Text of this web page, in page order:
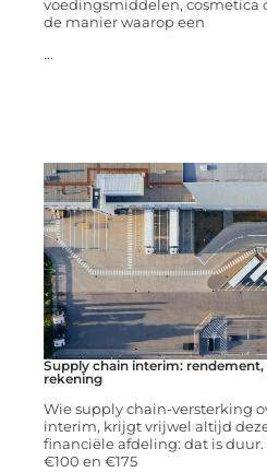
voedingsmiddelen, cosmetica
de manier waarop een
...
Supply chain interim: rendement,
rekening
Wie supply chain-versterking
interim, krijgt vrijwel altijd
financiële afdeling: dat is
€100 en €175